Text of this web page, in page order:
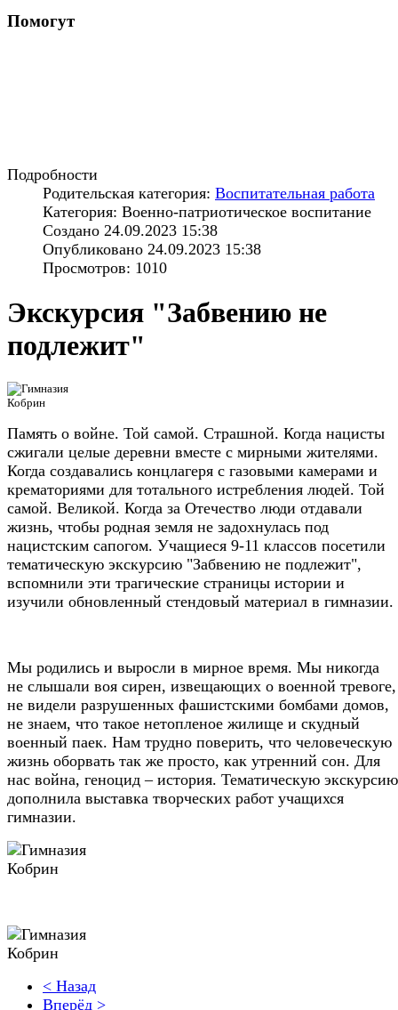
Помогут
Подробности
Родительская категория: Воспитательная работа
Категория: Военно-патриотическое воспитание
Создано 24.09.2023 15:38
Опубликовано 24.09.2023 15:38
Просмотров: 1010
Экскурсия "Забвению не
подлежит"
Память о войне. Той самой. Страшной. Когда нацисты
сжигали целые деревни вместе с мирными жителями.
Когда создавались концлагеря с газовыми камерами и
крематориями для тотального истребления людей. Той
самой. Великой. Когда за Отечество люди отдавали
жизнь, чтобы родная земля не задохнулась под
нацистским сапогом. Учащиеся 9-11 классов посетили
тематическую экскурсию "Забвению не подлежит",
вспомнили эти трагические страницы истории и
изучили обновленный стендовый материал в гимназии.
Мы родились и выросли в мирное время. Мы никогда
не слышали воя сирен, извещающих о военной тревоге,
не видели разрушенных фашистскими бомбами домов,
не знаем, что такое нетопленое жилище и скудный
военный паек. Нам трудно поверить, что человеческую
жизнь оборвать так же просто, как утренний сон. Для
нас война, геноцид – история. Тематическую экскурсию
дополнила выставка творческих работ учащихся
гимназии.
< Назад
Вперёд >